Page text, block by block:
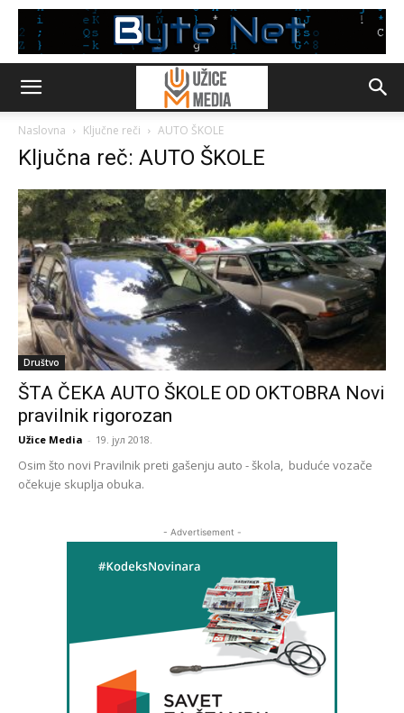
Naslovna Ključne reči AUTO ŠKOLE
Ključna reč: AUTO ŠKOLE
Društvo
ŠTA ČEKA AUTO ŠKOLE OD OKTOBRA Novi
pravilnik rigorozan
Užice Media - 19. јул 2018.
Osim što novi Pravilnik preti gašenju auto - škola, buduće vozače
očekuje skuplja obuka.
- Advertisement -